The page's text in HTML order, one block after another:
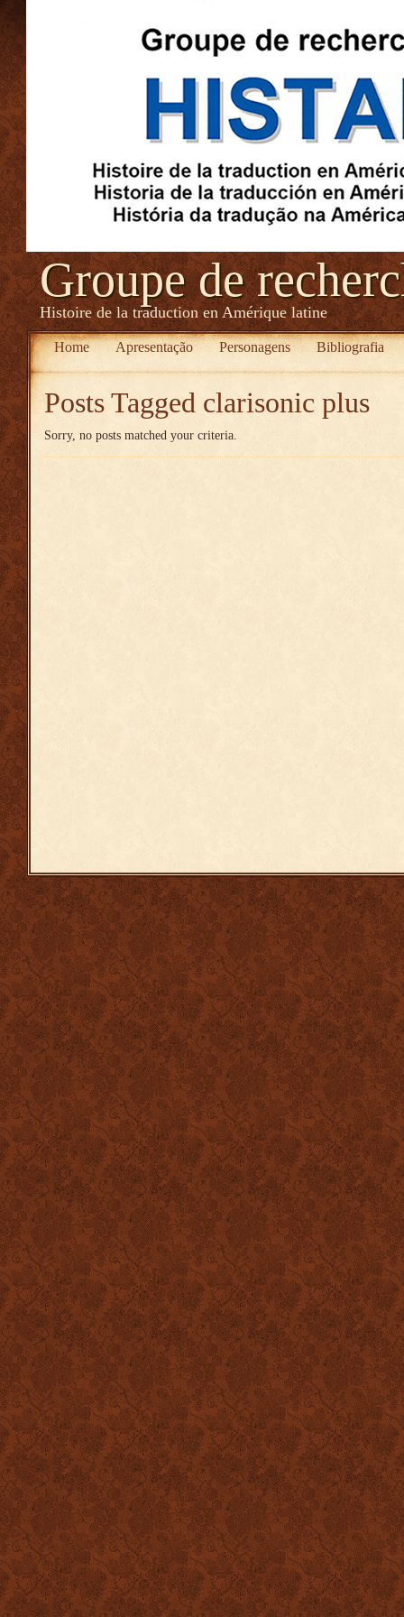
Groupe de
Histoire de la traduction en Amérique latine
Home Apresentação Personagens Bibliografia
Posts Tagged clarisonic plus
Sorry, no posts matched your criteria.